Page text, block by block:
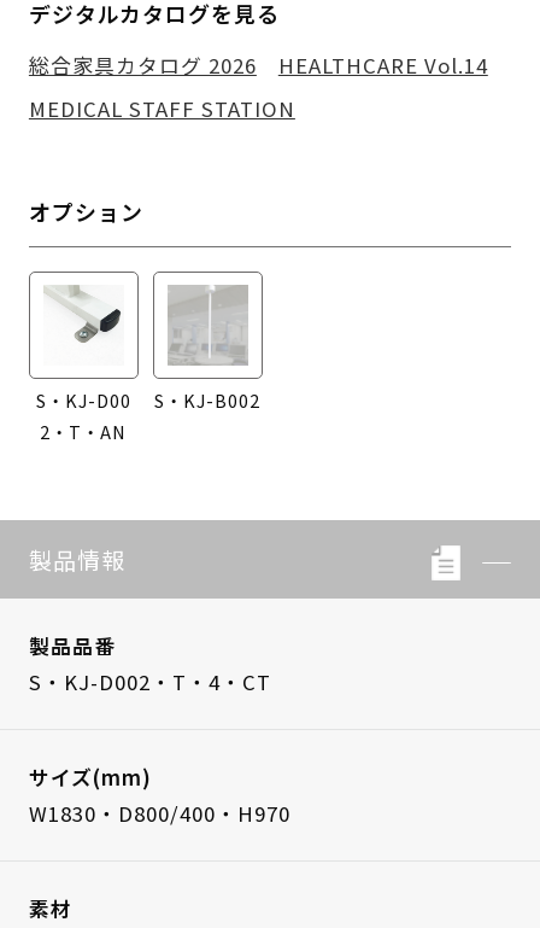
デジタルカタログを見る
総合家具カタログ 2026
HEALTHCARE Vol.14
MEDICAL STAFF STATION
オプション
S・KJ-D00
2・T・AN
S・KJ-B002
製品情報
製品品番
S・KJ-D002・T・4・CT
サイズ(mm)
W1830・D800/400・H970
素材